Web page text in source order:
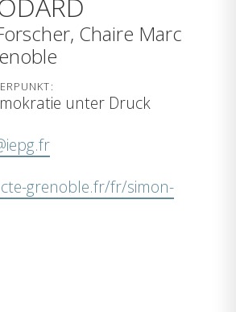
, Chaire Marc
unter Druck
grenoble.fr/fr/simon-